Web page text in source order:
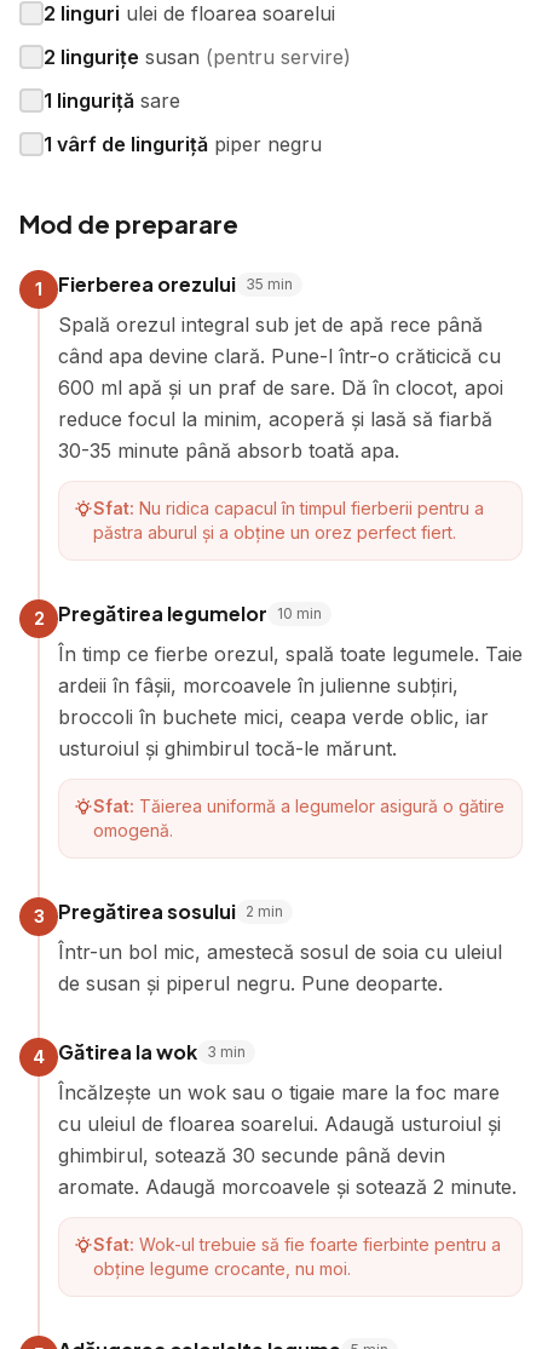
2 linguri ulei de floarea soarelui
2 lingurițe susan (pentru servire)
1 linguriță sare
1 vârf de linguriță piper negru
Mod de preparare
1 Fierberea orezului 35 min
Spală orezul integral sub jet de apă rece până
când apa devine clară. Pune-l într-o crăticică cu
600 ml apă și un praf de sare. Dă în clocot, apoi
reduce focul la minim, acoperă și lasă să fiarbă
30-35 minute până absorb toată apa.
Sfat: Nu ridica capacul în timpul fierberii pentru a
păstra aburul și a obține un orez perfect fiert.
2 Pregătirea legumelor 10 min
În timp ce fierbe orezul, spală toate legumele. Taie
ardeii în fâșii, morcoavele în julienne subțiri,
broccoli în buchete mici, ceapa verde oblic, iar
usturoiul și ghimbirul tocă-le mărunt.
Sfat: Tăierea uniformă a legumelor asigură o gătire
omogenă.
3 Pregătirea sosului 2 min
Într-un bol mic, amestecă sosul de soia cu uleiul
de susan și piperul negru. Pune deoparte.
4 Gătirea la wok 3 min
Încălzește un wok sau o tigaie mare la foc mare
cu uleiul de floarea soarelui. Adaugă usturoiul și
ghimbirul, sotează 30 secunde până devin
aromate. Adaugă morcoavele și sotează 2 minute.
Sfat: Wok-ul trebuie să fie foarte fierbinte pentru a
obține legume crocante, nu moi.